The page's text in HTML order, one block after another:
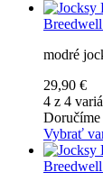
Breedwell
modré
29,90 €
4 z 4
Doručíme
Vybrať
Breedwell